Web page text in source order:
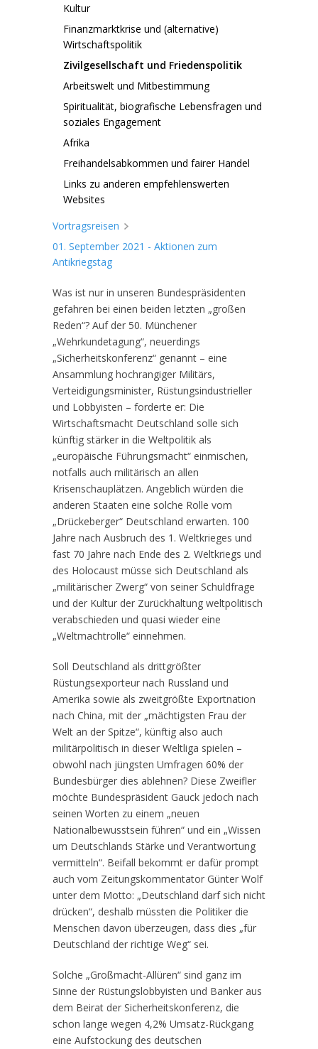
Kultur
Finanzmarktkrise und (alternative)
Wirtschaftspolitik
Zivilgesellschaft und Friedenspolitik
Arbeitswelt und Mitbestimmung
Spiritualität, biografische Lebensfragen und
soziales Engagement
Afrika
Freihandelsabkommen und fairer Handel
Links zu anderen empfehlenswerten
Websites
Vortragsreisen
01. September 2021 - Aktionen zum
Antikriegstag
Was ist nur in unseren Bundespräsidenten
gefahren bei einen beiden letzten „großen
Reden“? Auf der 50. Münchener
„Wehrkundetagung“, neuerdings
„Sicherheitskonferenz“ genannt – eine
Ansammlung hochrangiger Militärs,
Verteidigungsminister, Rüstungsindustrieller
und Lobbyisten – forderte er: Die
Wirtschaftsmacht Deutschland solle sich
künftig stärker in die Weltpolitik als
„europäische Führungsmacht“ einmischen,
notfalls auch militärisch an allen
Krisenschauplätzen. Angeblich würden die
anderen Staaten eine solche Rolle vom
„Drückeberger“ Deutschland erwarten. 100
Jahre nach Ausbruch des 1. Weltkrieges und
fast 70 Jahre nach Ende des 2. Weltkriegs und
des Holocaust müsse sich Deutschland als
„militärischer Zwerg“ von seiner Schuldfrage
und der Kultur der Zurückhaltung weltpolitisch
verabschieden und quasi wieder eine
„Weltmachtrolle“ einnehmen.
Soll Deutschland als drittgrößter
Rüstungsexporteur nach Russland und
Amerika sowie als zweitgrößte Exportnation
nach China, mit der „mächtigsten Frau der
Welt an der Spitze“, künftig also auch
militärpolitisch in dieser Weltliga spielen –
obwohl nach jüngsten Umfragen 60% der
Bundesbürger dies ablehnen? Diese Zweifler
möchte Bundespräsident Gauck jedoch nach
seinen Worten zu einem „neuen
Nationalbewusstsein führen“ und ein „Wissen
um Deutschlands Stärke und Verantwortung
vermitteln“. Beifall bekommt er dafür prompt
auch vom Zeitungskommentator Günter Wolf
unter dem Motto: „Deutschland darf sich nicht
drücken“, deshalb müssten die Politiker die
Menschen davon überzeugen, dass dies „für
Deutschland der richtige Weg“ sei.
Solche „Großmacht-Allüren“ sind ganz im
Sinne der Rüstungslobbyisten und Banker aus
dem Beirat der Sicherheitskonferenz, die
schon lange wegen 4,2% Umsatz-Rückgang
eine Aufstockung des deutschen